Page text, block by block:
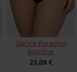
Gaćice Paradise
klasične
23,09 €